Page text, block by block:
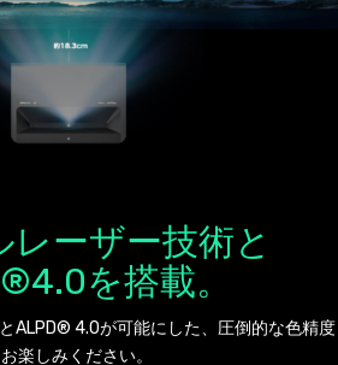
レーザー技術と
を搭載。
ALPD® 4.0が可能にした、圧倒的な色精度
楽しみください。